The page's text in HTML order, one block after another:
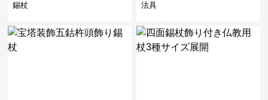
錫杖 法具